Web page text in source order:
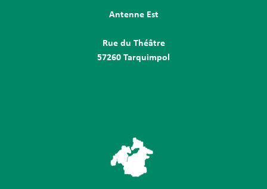
Antenne Est
Rue du Théâtre
57260 Tarquimpol